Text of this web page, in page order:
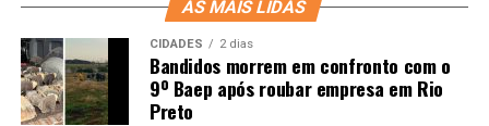
AS MAIS LIDAS
CIDADES 2 dias
Bandidos morrem em confronto com o
9º Baep após roubar empresa em Rio
Preto